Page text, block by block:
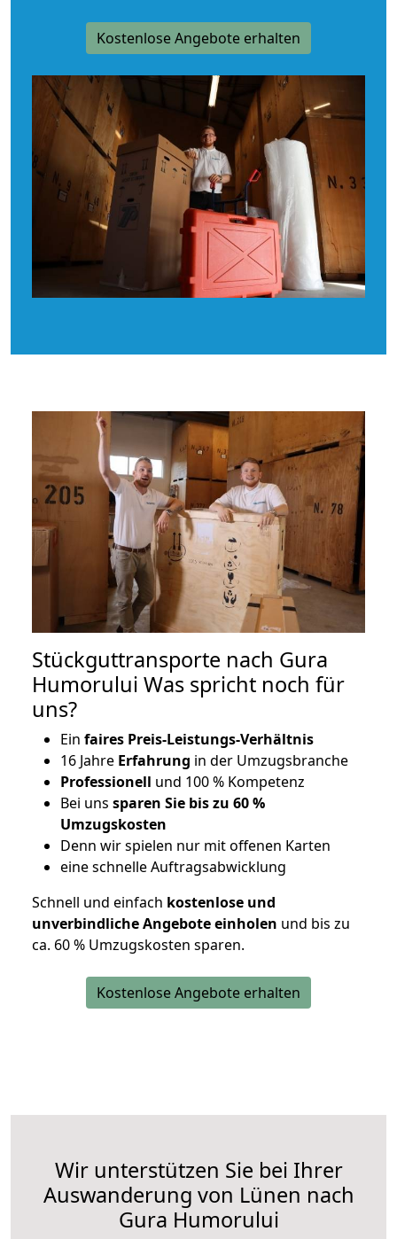
Kostenlose Angebote erhalten
Stückguttransporte nach Gura
Humorului Was spricht noch für
uns?
Ein faires Preis-Leistungs-Verhältnis
16 Jahre Erfahrung in der Umzugsbranche
Professionell und 100 % Kompetenz
Bei uns sparen Sie bis zu 60 %
Umzugskosten
Denn wir spielen nur mit offenen Karten
eine schnelle Auftragsabwicklung
Schnell und einfach kostenlose und
unverbindliche Angebote einholen und bis zu
ca. 60 % Umzugskosten sparen.
Kostenlose Angebote erhalten
Wir unterstützen Sie bei Ihrer
Auswanderung von Lünen nach
Gura Humorului